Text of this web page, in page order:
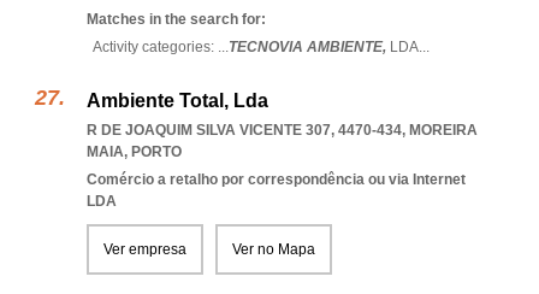
Matches in the search for:
Activity categories: ...TECNOVIA AMBIENTE, LDA...
Ambiente Total, Lda
R DE JOAQUIM SILVA VICENTE 307, 4470-434, MOREIRA
MAIA, PORTO
Comércio a retalho por correspondência ou via Internet
LDA
Ver empresa Ver no Mapa